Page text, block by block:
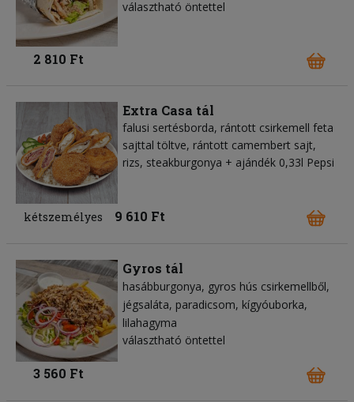
választható öntettel
2 810 Ft
Extra Casa tál
falusi sertésborda, rántott csirkemell feta
sajttal töltve, rántott camembert sajt,
rizs, steakburgonya + ajándék 0,33l Pepsi
kétszemélyes 9 610 Ft
Gyros tál
hasábburgonya gyros hús csirkemellből
jégsaláta paradicsom kígyóuborka
lilahagyma
választható öntettel
3 560 Ft